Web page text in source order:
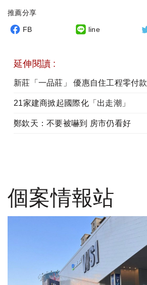
推薦分享
FB line
延伸閱讀 :
新莊「一品莊」 優惠自住工程零付款
21家建商掀起國際化「出走潮」
鄭欽天：不要被嚇到 房市仍看好
個案情報站